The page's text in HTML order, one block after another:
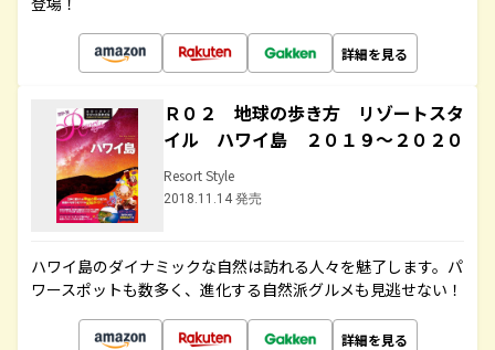
詳細を見る
Ｒ０２ 地球の歩き方 リゾートスタ
イル ハワイ島 ２０１９～２０２０
Resort Style
2018.11.14 発売
ハワイ島のダイナミックな自然は訪れる人々を魅了します。パ
ワースポットも数多く、進化する自然派グルメも見逃せない！
詳細を見る